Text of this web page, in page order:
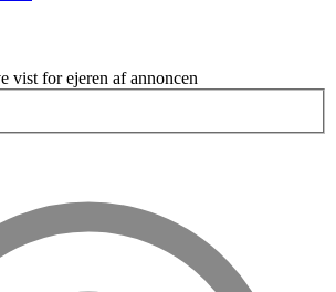
vist for ejeren af annoncen